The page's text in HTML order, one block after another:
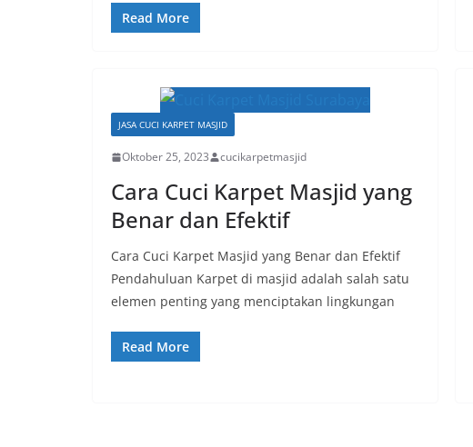
Read More
JASA CUCI KARPET MASJID
Oktober 25, 2023 cucikarpetmasjid
Cara Cuci Karpet Masjid yang
Benar dan Efektif
Cara Cuci Karpet Masjid yang Benar dan Efektif
Pendahuluan Karpet di masjid adalah salah satu
elemen penting yang menciptakan lingkungan
Read More